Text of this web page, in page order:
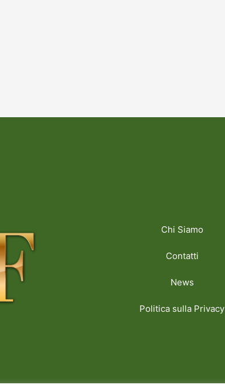
Chi Siamo
Contatti
News
Politica sulla Privacy